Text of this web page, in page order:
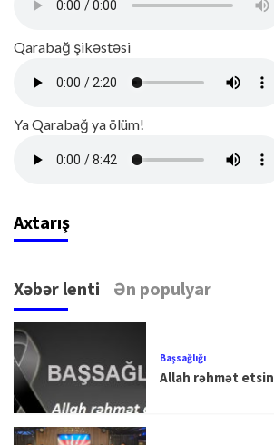
Qarabağ şikəstəsi
Ya Qarabağ ya ölüm!
Axtarış
Xəbər lenti Ən populyar
Başsağlığı
Allah rəhmət etsin